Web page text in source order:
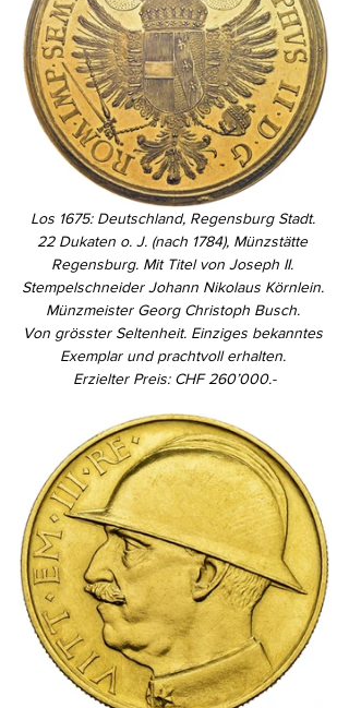
Los 1675: Deutschland, Regensburg Stadt.
22 Dukaten o. J. (nach 1784), Münzstätte
Regensburg. Mit Titel von Joseph II.
Stempelschneider Johann Nikolaus Körnlein.
Münzmeister Georg Christoph Busch.
Von grösster Seltenheit. Einziges bekanntes
Exemplar und prachtvoll erhalten.
Erzielter Preis: CHF 260’000.-